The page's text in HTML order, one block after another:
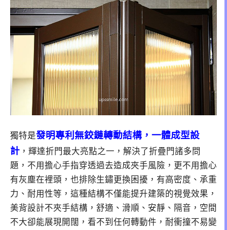
獨特是發明專利無鉸鏈轉動結構，一體成型設
計 ，輝達折門最大亮點之一，解決了折疊門諸多問
題，不用擔心手指穿透過去造成夾手風險，更不用擔心
有灰塵在裡頭，也排除生鏽更換困擾，有高密度、承重
力、耐用性等，這種結構不僅能提升建築的視覺效果，
美背設計不夾手結構，舒適、滑順、安靜、隔音，空間
不大卻能展現開闊，看不到任何轉動件，耐衝撞不易變